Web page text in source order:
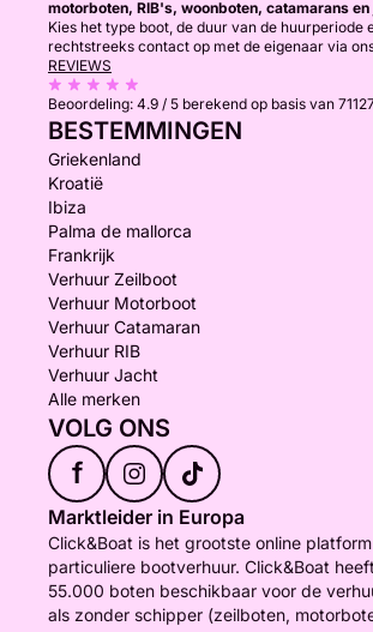
motorboten, RIB's, woonboten, catamarans
Kies het type boot, de duur van de huurperiode
rechtstreeks contact op met de eigenaar via
REVIEWS
Beoordeling: 4.9 / 5 berekend op basis van
BESTEMMINGEN
Griekenland
Kroatië
Ibiza
Palma de mallorca
Frankrijk
Verhuur Zeilboot
Verhuur Motorboot
Verhuur Catamaran
Verhuur RIB
Verhuur Jacht
Alle merken
VOLG ONS
f
Marktleider in Europa
Click&Boat is het grootste online
particuliere bootverhuur. Click&Boat
55.000 boten beschikbaar voor de
als zonder schipper (zeilboten,